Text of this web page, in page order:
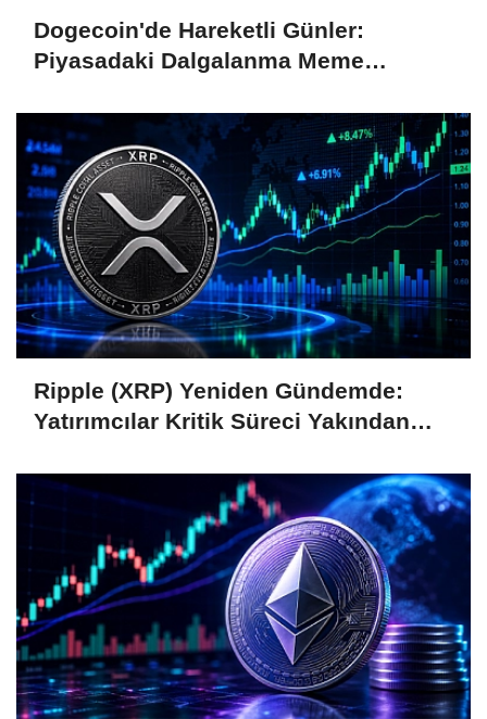
Dogecoin'de Hareketli Günler:
Piyasadaki Dalgalanma Meme
Ripple (XRP) Yeniden Gündemde:
Yatırımcılar Kritik Süreci Yakından